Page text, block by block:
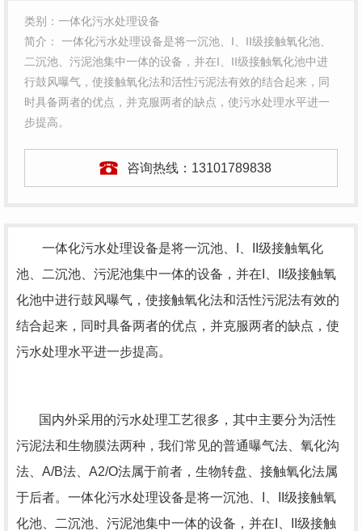
类别：一体化污水处理设备
简介： 一体化污水处理设备是将一沉池、I、II级接触氧化池、
二沉池、污泥池集中一体的设备，并在I、II级接触氧化池中进
行鼓风曝气，使接触氧化法和活性污泥法有效的结合起来，同
时具备两者的优点，并克服两者的缺点，使污水处理水平进一
步提高。
咨询热线： 13101789838
一体化污水处理设备是将一沉池、I、II级接触氧化
池、二沉池、污泥池集中一体的设备，并在I、II级接触氧
化池中进行鼓风曝气，使接触氧化法和活性污泥法有效的
结合起来，同时具备两者的优点，并克服两者的缺点，使
污水处理水平进一步提高。
国内外采用的污水处理工艺很多，其中主要分为活性
污泥法和生物膜法两种，我们常见的普通曝气法、氧化沟
法、A/B法、A2/O法属于前者，生物转盘、接触氧化法属
于后者。一体化污水处理设备是将一沉池、I、II级接触氧
化池、二沉池、污泥池集中一体的设备，并在I、II级接触